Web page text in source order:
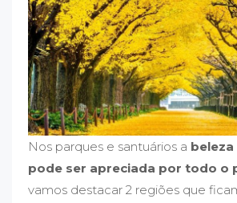
Nos parques e santuários a
pode ser apreciada por todo o
vamos destacar 2 regiões que